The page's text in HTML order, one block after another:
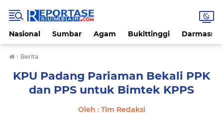
Nasional Sumbar Agam Bukittinggi
› Berita
KPU Padang Pariaman Bekali PPK
dan PPS untuk Bimtek KPPS
Oleh : Tim Redaksi